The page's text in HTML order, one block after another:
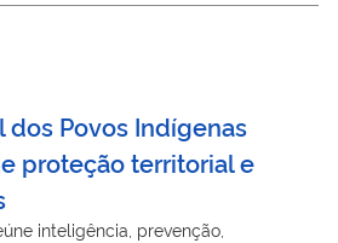
dos Povos Indígenas
proteção territorial e
inteligência, prevenção,